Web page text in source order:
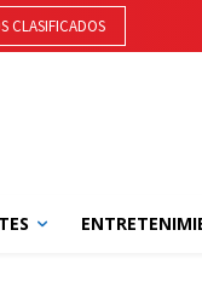
CLASIFICADOS